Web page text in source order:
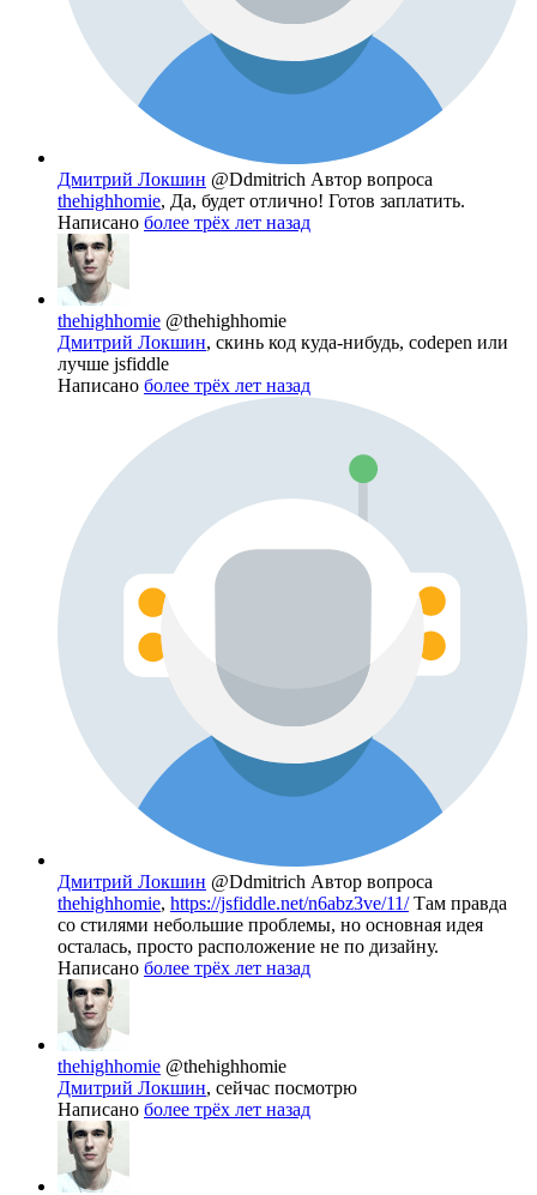
Дмитрий Локшин @Ddmitrich Автор вопроса
thehighhomie, Да, будет отлично! Готов заплатить.
Написано более трёх лет назад
thehighhomie @thehighhomie
Дмитрий Локшин, скинь код куда-нибудь, codepen или
лучше jsfiddle
Написано более трёх лет назад
Дмитрий Локшин @Ddmitrich Автор вопроса
thehighhomie, https://jsfiddle.net/n6abz3ve/11/Там правда
со стилями небольшие проблемы, но основная идея
осталась, просто расположение не по дизайну.
Написано более трёх лет назад
thehighhomie @thehighhomie
Дмитрий Локшин, сейчас посмотрю
Написано более трёх лет назад